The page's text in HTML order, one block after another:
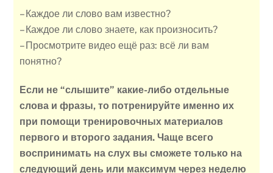
– Каждое ли слово вам известно?
– Каждое ли слово знаете, как произносить?
– Просмотрите видео ещё раз: всё ли вам
понятно?
Если не “слышите” какие-либо отдельные
слова и фразы, то потренируйте именно их
при помощи тренировочных материалов
первого и второго задания. Чаще всего
воспринимать на слух вы сможете только на
следующий день или максимум через неделю